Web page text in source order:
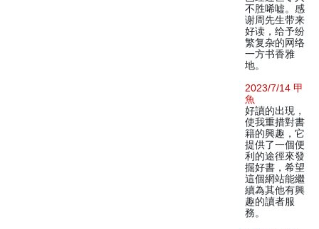
不胜唏嘘。感
谢周先生带来
好读，给予纷
繁复杂的网络
一方书香雅
地。
2023/7/14 甲
魚
好讀的出現，
使我重措對書
籍的興趣，它
提供了一個便
利的途徑來發
掘好書，希望
這個網站能繼
續為其他有興
趣的讀者服
務。